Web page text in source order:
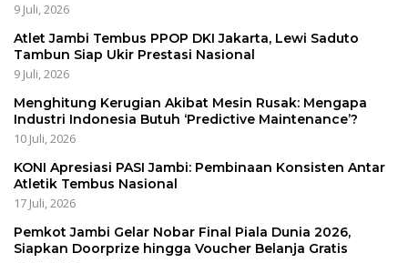
9 Juli, 2026
Atlet Jambi Tembus PPOP DKI Jakarta, Lewi Saduto
Tambun Siap Ukir Prestasi Nasional
9 Juli, 2026
Menghitung Kerugian Akibat Mesin Rusak: Mengapa
Industri Indonesia Butuh ‘Predictive Maintenance’?
10 Juli, 2026
KONI Apresiasi PASI Jambi: Pembinaan Konsisten Antar
Atletik Tembus Nasional
17 Juli, 2026
Pemkot Jambi Gelar Nobar Final Piala Dunia 2026,
Siapkan Doorprize hingga Voucher Belanja Gratis